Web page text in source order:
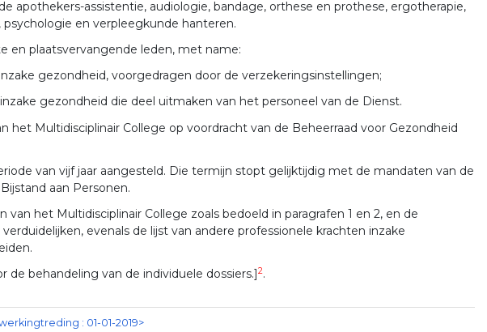
apothekers-assistentie, audiologie, bandage, orthese en prothese, ergotherapie,
en verpleegkunde hanteren.
en plaatsvervangende leden, met name:
gezondheid, voorgedragen door de verzekeringsinstellingen;
gezondheid die deel uitmaken van het personeel van de Dienst.
het Multidisciplinair College op voordracht van de Beheerraad voor Gezondheid
van vijf jaar aangesteld. Die termijn stopt gelijktijdig met de mandaten van de
aan Personen.
het Multidisciplinair College zoals bedoeld in paragrafen 1 en 2, en de
evenals de lijst van andere professionele krachten inzake
de behandeling van de individuele dossiers.]2.
: 01-01-2019>